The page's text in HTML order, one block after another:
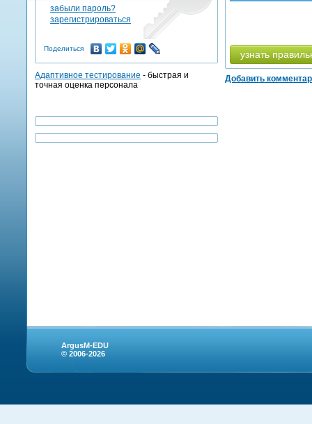
узнать
Добавить
забыли пароль?
зарегистрироваться
Поделиться
Адаптивное тестирование - быстрая и
точная оценка персонала
ArgusM-EDU
© 2006-2026